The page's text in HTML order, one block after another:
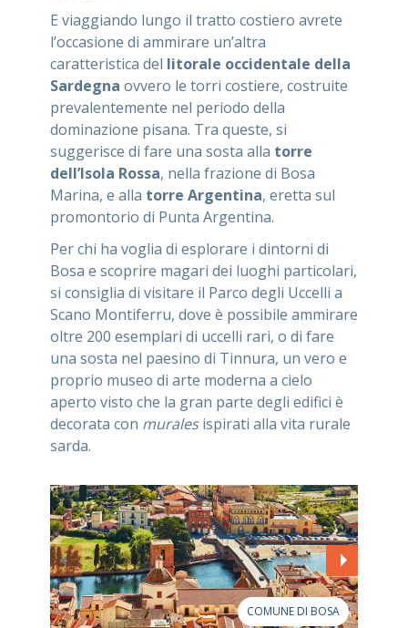
E viaggiando lungo il tratto costiero avrete
l’occasione di ammirare un’altra
caratteristica del litorale occidentale della
Sardegna ovvero le torri costiere, costruite
prevalentemente nel periodo della
dominazione pisana. Tra queste, si
suggerisce di fare una sosta alla torre
dell’Isola Rossa, nella frazione di Bosa
Marina, e alla torre Argentina, eretta sul
promontorio di Punta Argentina.
Per chi ha voglia di esplorare i dintorni di
Bosa e scoprire magari dei luoghi particolari,
si consiglia di visitare il Parco degli Uccelli a
Scano Montiferru, dove è possibile ammirare
oltre 200 esemplari di uccelli rari, o di fare
una sosta nel paesino di Tinnura, un vero e
proprio museo di arte moderna a cielo
aperto visto che la gran parte degli edifici è
decorata con muralesispirati alla vita rurale
sarda.
COMUNE DI BOSA